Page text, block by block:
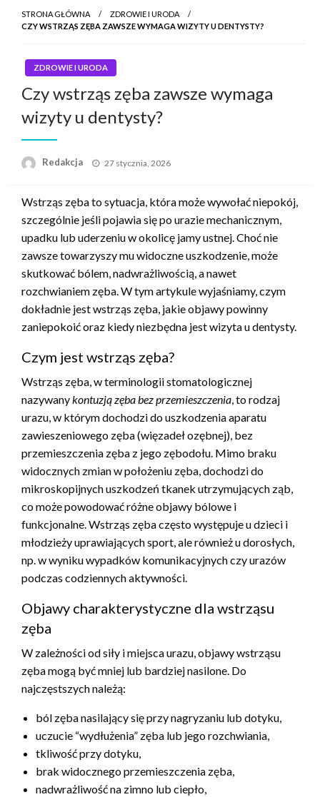
STRONA GŁÓWNA
ZDROWIE I URODA
CZY WSTRZĄS ZĘBA ZAWSZE WYMAGA WIZYTY U DENTYSTY?
ZDROWIE I URODA
Czy wstrząs zęba zawsze wymaga
wizyty u dentysty?
Redakcja Napisano
27 stycznia, 2026
Wstrząs zęba to sytuacja, która może wywołać niepokój,
szczególnie jeśli pojawia się po urazie mechanicznym,
upadku lub uderzeniu w okolicę jamy ustnej. Choć nie
zawsze towarzyszy mu widoczne uszkodzenie, może
skutkować bólem, nadwrażliwością, a nawet
rozchwianiem zęba. W tym artykule wyjaśniamy, czym
dokładnie jest wstrząs zęba, jakie objawy powinny
zaniepokoić oraz kiedy niezbędna jest wizyta u dentysty.
Czym jest wstrząs zęba?
Wstrząs zęba, w terminologii stomatologicznej
nazywanykontuzją zęba bez przemieszczenia, to rodzaj
urazu, w którym dochodzi do uszkodzenia aparatu
zawieszeniowego zęba (więzadeł ozębnej), bez
przemieszczenia zęba z jego zębodołu. Mimo braku
widocznych zmian w położeniu zęba, dochodzi do
mikroskopijnych uszkodzeń tkanek utrzymujących ząb,
co może powodować różne objawy bólowe i
funkcjonalne. Wstrząs zęba często występuje u dzieci i
młodzieży uprawiających sport, ale również u dorosłych,
np. w wyniku wypadków komunikacyjnych czy urazów
podczas codziennych aktywności.
Objawy charakterystyczne dla wstrząsu
zęba
W zależności od siły i miejsca urazu, objawy wstrząsu
zęba mogą być mniej lub bardziej nasilone. Do
najczęstszych należą:
ból zęba nasilający się przy nagryzaniu lub dotyku,
uczucie “wydłużenia” zęba lub jego rozchwiania,
tkliwość przy dotyku,
brak widocznego przemieszczenia zęba,
nadwrażliwość na zimno lub ciepło,